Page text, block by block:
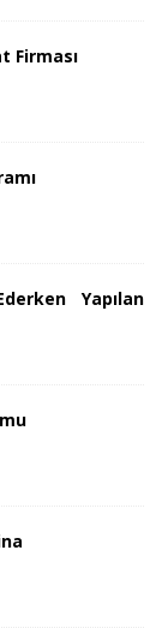
Firması
Yapılan